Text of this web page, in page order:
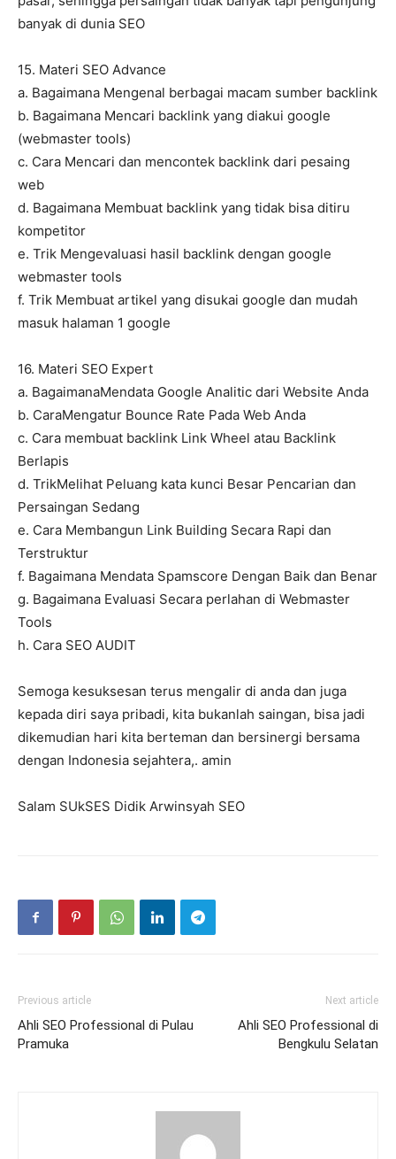
banyak di dunia SEO
15. Materi SEO Advance
a. Bagaimana Mengenal berbagai macam sumber backlink
b. Bagaimana Mencari backlink yang diakui google
(webmaster tools)
c. Cara Mencari dan mencontek backlink dari pesaing
web
d. Bagaimana Membuat backlink yang tidak bisa ditiru
kompetitor
e. Trik Mengevaluasi hasil backlink dengan google
webmaster tools
f. Trik Membuat artikel yang disukai google dan mudah
masuk halaman 1 google
16. Materi SEO Expert
a. BagaimanaMendata Google Analitic dari Website Anda
b. CaraMengatur Bounce Rate Pada Web Anda
c. Cara membuat backlink Link Wheel atau Backlink
Berlapis
d. TrikMelihat Peluang kata kunci Besar Pencarian dan
Persaingan Sedang
e. Cara Membangun Link Building Secara Rapi dan
Terstruktur
f. Bagaimana Mendata Spamscore Dengan Baik dan Benar
g. Bagaimana Evaluasi Secara perlahan di Webmaster
Tools
h. Cara SEO AUDIT
Semoga kesuksesan terus mengalir di anda dan juga
kepada diri saya pribadi, kita bukanlah saingan, bisa jadi
dikemudian hari kita berteman dan bersinergi bersama
dengan Indonesia sejahtera,. amin
Salam SUkSES Didik Arwinsyah SEO
Previous article
Ahli SEO Professional di Pulau
Pramuka
Next article
Ahli SEO Professional di
Bengkulu Selatan